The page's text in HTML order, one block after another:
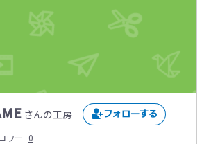
さんの工房
ワー 0